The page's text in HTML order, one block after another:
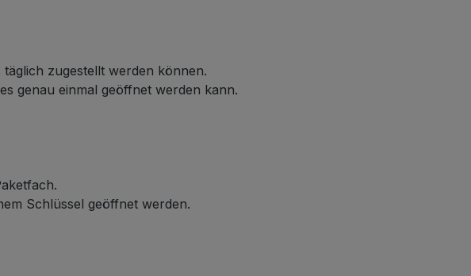
zugestellt werden können.
genau einmal geöffnet werden kann.
Schlüssel geöffnet werden.